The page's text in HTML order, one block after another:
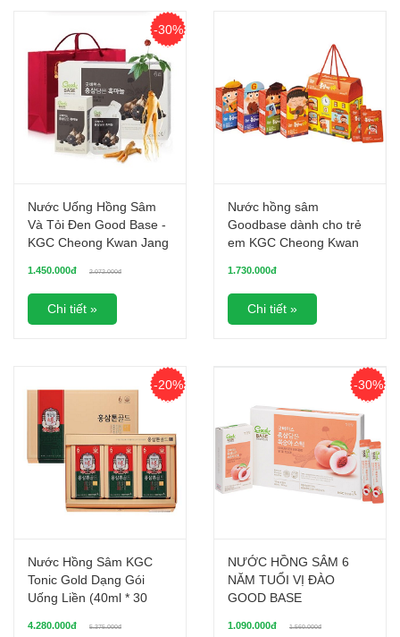
-30%
Nước Uống Hồng Sâm
Và Tỏi Đen Good Base -
KGC Cheong Kwan Jang
1.450.000đ 2.072.000đ
Chi tiết »
Nước hồng sâm
Goodbase dành cho trẻ
em KGC Cheong Kwan
1.730.000đ
Chi tiết »
-20%
Nước Hồng Sâm KGC
Tonic Gold Dạng Gói
Uống Liền (40ml * 30
4.280.000đ 5.375.000đ
-30%
NƯỚC HỒNG SÂM 6
NĂM TUỔI VỊ ĐÀO
GOOD BASE
1.090.000đ 1.560.000đ